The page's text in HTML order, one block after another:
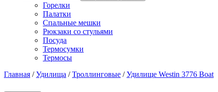
Горелки
Палатки
Спальные мешки
Рюкзаки со стульями
Посуда
Термосумки
Термосы
Главная /Удилища /Троллинговые /Удилище Westin 3776 Boat